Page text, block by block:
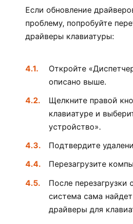
Если обновление
проблему, попробуйте
драйверы клавиатуры:
Откройте
описано выше.
Щелкните правой
клавиатуре и
устройство».
Подтвердите
Перезагрузите
После перезагрузки
система сама
драйверы для